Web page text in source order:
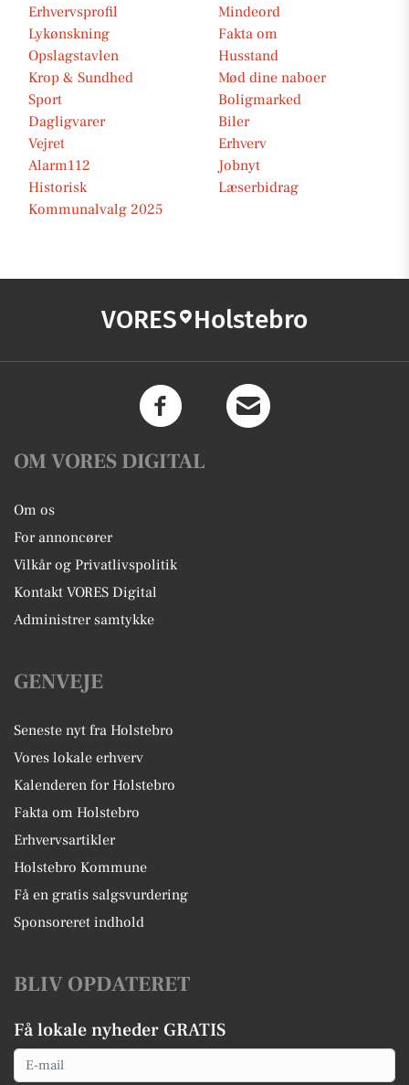
Erhvervsprofil
Mindeord
Lykønskning
Fakta om
Opslagstavlen
Husstand
Krop & Sundhed
Mød dine naboer
Sport
Boligmarked
Dagligvarer
Biler
Vejret
Erhverv
Alarm112
Jobnyt
Historisk
Læserbidrag
Kommunalvalg 2025
VORES Holstebro
OM VORES DIGITAL
Om os
For annoncører
Vilkår og Privatlivspolitik
Kontakt VORES Digital
Administrer samtykke
GENVEJE
Seneste nyt fra Holstebro
Vores lokale erhverv
Kalenderen for Holstebro
Fakta om Holstebro
Erhvervsartikler
Holstebro Kommune
Få en gratis salgsvurdering
Sponsoreret indhold
BLIV OPDATERET
Få lokale nyheder GRATIS
Email